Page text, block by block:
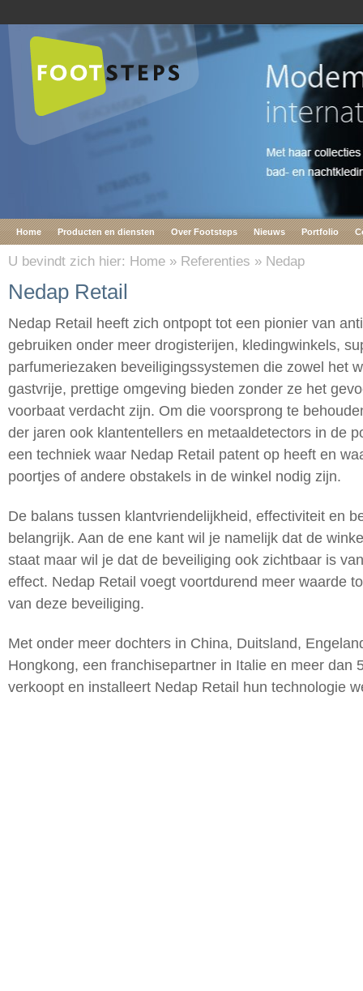
Home Producten en diensten Over Footsteps Nieuws Portfolio
U bevindt zich hier: Home » Referenties » Nedap
Nedap Retail
Nedap Retail heeft zich ontpopt tot een pionier van
gebruiken onder meer drogisterijen, kledingwinkels,
parfumeriezaken beveiligingssystemen die zowel het
gastvrije, prettige omgeving bieden zonder ze het
voorbaat verdacht zijn. Om die voorsprong te
der jaren ook klantentellers en metaaldetectors in de
een techniek waar Nedap Retail patent op heeft en
poortjes of andere obstakels in de winkel nodig zijn.
De balans tussen klantvriendelijkheid, effectiviteit en
belangrijk. Aan de ene kant wil je namelijk dat de
staat maar wil je dat de beveiliging ook zichtbaar is
effect. Nedap Retail voegt voortdurend meer waarde
van deze beveiliging.
Met onder meer dochters in China, Duitsland,
Hongkong, een franchisepartner in Italie en meer dan
verkoopt en installeert Nedap Retail hun technologie